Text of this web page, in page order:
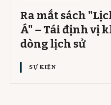
Ra mắt sách
Á" – Tái định vị
dòng lịch sử
SỰ KIỆN